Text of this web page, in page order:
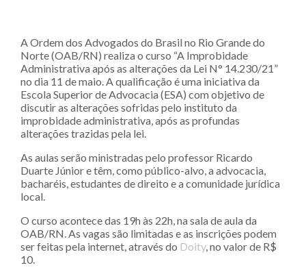
A Ordem dos Advogados do Brasil no Rio Grande do
Norte (OAB/RN) realiza o curso “A Improbidade
Administrativa após as alterações da Lei N° 14.230/21”
no dia 11 de maio. A qualificação é uma iniciativa da
Escola Superior de Advocacia (ESA) com objetivo de
discutir as alterações sofridas pelo instituto da
improbidade administrativa, após as profundas
alterações trazidas pela lei.
As aulas serão ministradas pelo professor Ricardo
Duarte Júnior e têm, como público-alvo, a advocacia,
bacharéis, estudantes de direito e a comunidade jurídica
local.
O curso acontece das 19h às 22h, na sala de aula da
OAB/RN. As vagas são limitadas e as inscrições podem
ser feitas pela internet, através do Doity, no valor de R$
10.